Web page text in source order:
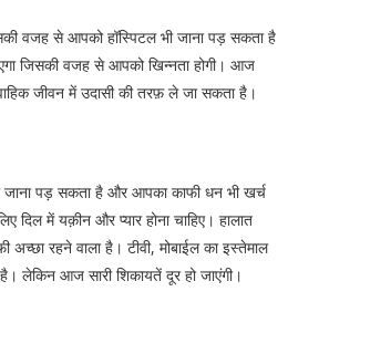
वजह से आपको हॉस्पिटल भी जाना पड़ सकता है
जिसकी वजह से आपको खिन्नता होगी। आज
जीवन में उदासी की तरफ़ ले जा सकता है।
पड़ सकता है और आपका काफी धन भी खर्च
में यक़ीन और प्यार होना चाहिए। हालात
रहने वाला है। टीवी, मोबाईल का इस्तेमाल
आज सारी शिकायतें दूर हो जाएंगी।